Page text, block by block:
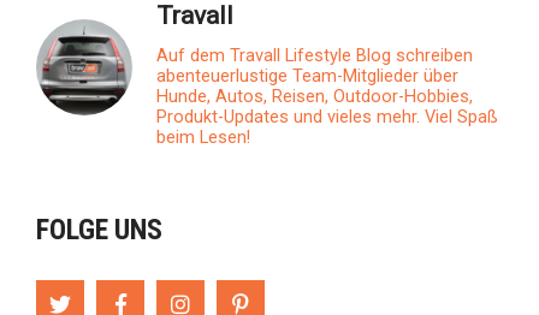
Travall
Auf dem Travall Lifestyle Blog schreiben
abenteuerlustige Team-Mitglieder über
Hunde, Autos, Reisen, Outdoor-Hobbies,
Produkt-Updates und vieles mehr. Viel Spaß
beim Lesen!
FOLGE UNS